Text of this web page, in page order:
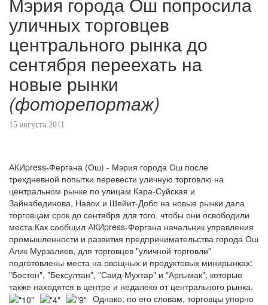
уличных торговцев
центрального рынка до
сентября переехать на
новые рынки
(фоторепортаж)
15 августа 2011
АКИpress-Фергана (Ош) - Мэрия города Ош после
трехдневной попытки перевести уличную торговлю на
центральном рынке по улицам Кара-Суйская и
Зайнабединова, Навои и Шейит-Добо на новые рынки дала
торговцам срок до сентября для того, чтобы они освободили
места.Как сообщил АКИpress-Фергана начальник управления
промышленности и развития предпринимательства города Ош
Алик Мурзалиев, для торговцев "уличной торговли"
подготовлены места на овощных и продуктовых минирынках:
"Бостон", "Бексултан", "Саид-Мухтар" и "Аргымак", которые
также находятся в центре и недалеко от центрального рынка.
Однако, по его словам, торговцы упорно